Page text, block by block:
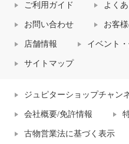
ご利用ガイド よく
お問い合わせ お客
店舗情報 イベント
サイトマップ
ジュピターショップチャン
会社概要/免許情報
古物営業法に基づく表示